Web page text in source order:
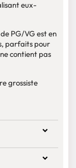
eux-
PG/VG est en
parfaits pour
contient pas
grossiste